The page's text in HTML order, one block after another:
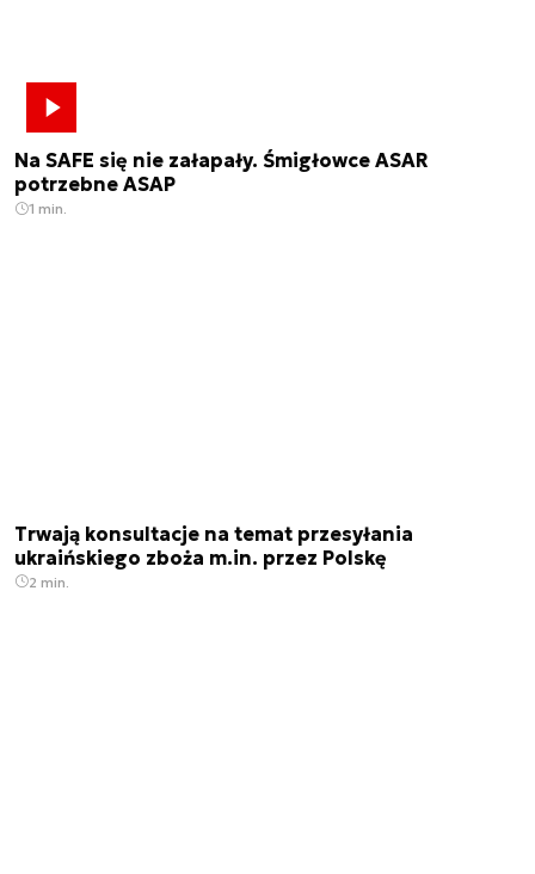
Na SAFE się nie załapały. Śmigłowce ASAR
potrzebne ASAP
1 min.
Trwają konsultacje na temat przesyłania
ukraińskiego zboża m.in. przez Polskę
2 min.